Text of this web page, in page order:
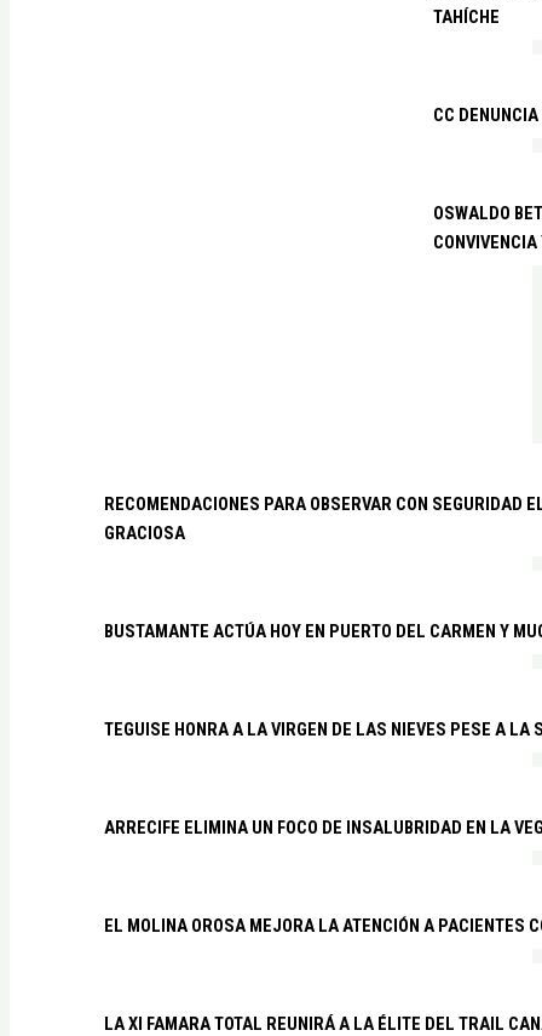
TAHÍCHE
CC
OSWALDO
RECOMENDACIONES PARA OBSERVAR CON SEGURIDAD
GRACIOSA
BUSTAMANTE ACTÚA HOY EN PUERTO DEL CARMEN Y
TEGUISE HONRA A LA VIRGEN DE LAS NIEVES PESE A LA
ARRECIFE ELIMINA UN FOCO DE INSALUBRIDAD EN LA
EL MOLINA OROSA MEJORA LA ATENCIÓN A PACIENTES
LA XI FAMARA TOTAL REUNIRÁ A LA ÉLITE DEL TRAIL